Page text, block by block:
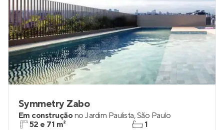
Symmetry Zabo
Em construçãono Jardim Paulista,São Paulo
52 e 71 m²
1